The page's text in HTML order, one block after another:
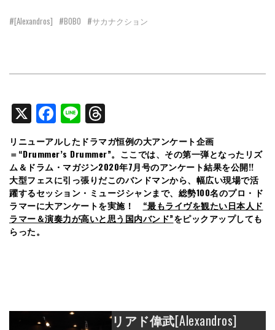
#[Alexandros] #BOBO #サカナクション
X Facebook
Line
リニューアルしたドラマガ恒例の大アンケート企画
＝“Drummer’s Drummer”。ここでは、その第一弾となったリズ
ム＆ドラム・マガジン2020年7月号のアンケート結果を公開!!
大型フェスに引っ張りだこのバンドマンから、幅広い現場で活
躍するセッション・ミュージシャンまで、総勢100名のプロ・ド
ラマーに大アンケートを実施！ “最もライヴを観たい日本人ド
ラマー＆演奏力が高いと思う国内バンド”をピックアップしても
らった。
リアド偉武[Alexandros]